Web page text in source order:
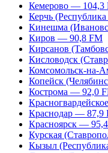
Кемерово — 104,3
Керчь
Кинешма
Киров — 90,8 FM
Кирсанов
Кисловодск
Комсомольск-на-
Копейск
Кострома — 92,0
Краснодар — 87,9
Красноярск —
Курская
Кызыл